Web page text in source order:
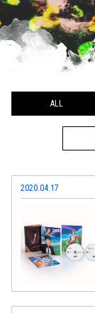
ALL
2020.04.17